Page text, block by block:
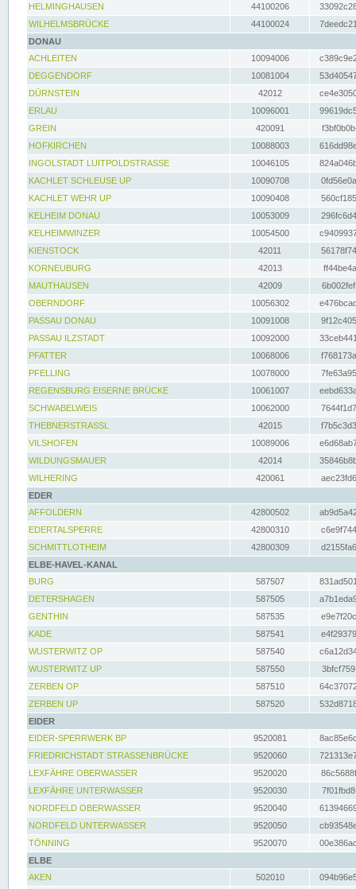
HELMINGHAUSEN
44100206
WILHELMSBRÜCKE
44100024
DONAU
ACHLEITEN
10094006
DEGGENDORF
10081004
DÜRNSTEIN
42012
ERLAU
10096001
GREIN
420091
HOFKIRCHEN
10088003
INGOLSTADT LUITPOLDSTRASSE
10046105
KACHLET SCHLEUSE UP
10090708
KACHLET WEHR UP
10090408
KELHEIM DONAU
10053009
KELHEIMWINZER
10054500
KIENSTOCK
42011
KORNEUBURG
42013
MAUTHAUSEN
42009
OBERNDORF
10056302
PASSAU DONAU
10091008
PASSAU ILZSTADT
10092000
PFATTER
10068006
PFELLING
10078000
REGENSBURG EISERNE BRÜCKE
10061007
SCHWABELWEIS
10062000
THEBNERSTRASSL
42015
VILSHOFEN
10089006
WILDUNGSMAUER
42014
WILHERING
420061
EDER
AFFOLDERN
42800502
EDERTALSPERRE
42800310
SCHMITTLOTHEIM
42800309
ELBE-HAVEL-KANAL
BURG
587507
DETERSHAGEN
587505
GENTHIN
587535
KADE
587541
WUSTERWITZ OP
587540
WUSTERWITZ UP
587550
ZERBEN OP
587510
ZERBEN UP
587520
EIDER
EIDER-SPERRWERK BP
9520081
FRIEDRICHSTADT STRASSENBRÜCKE
9520060
LEXFÄHRE OBERWASSER
9520020
LEXFÄHRE UNTERWASSER
9520030
NORDFELD OBERWASSER
9520040
NORDFELD UNTERWASSER
9520050
TÖNNING
9520070
ELBE
AKEN
502010